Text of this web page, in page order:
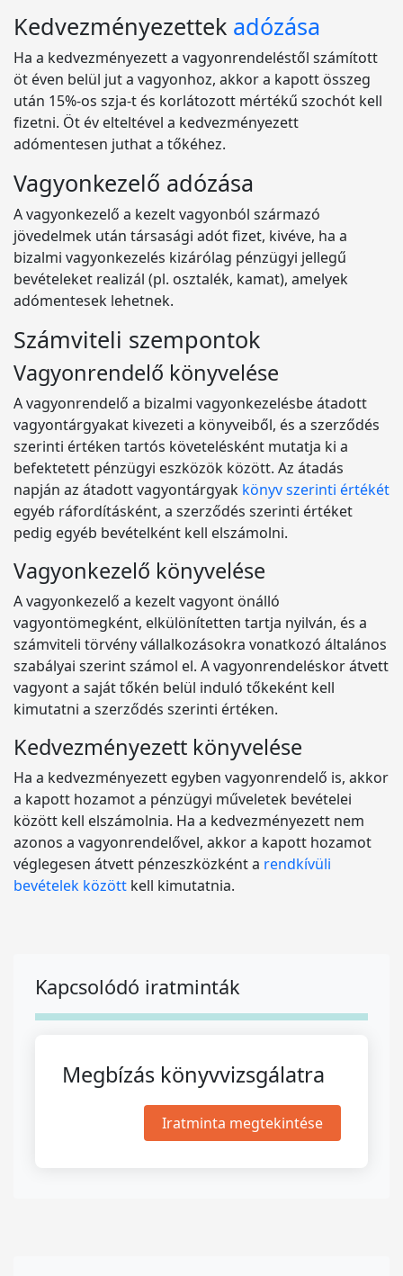
Kedvezményezettek adózása
Ha a kedvezményezett a vagyonrendeléstől számított
öt éven belül jut a vagyonhoz, akkor a kapott összeg
után 15%-os szja-t és korlátozott mértékű szochót kell
fizetni. Öt év elteltével a kedvezményezett
adómentesen juthat a tőkéhez.
Vagyonkezelő adózása
A vagyonkezelő a kezelt vagyonból származó
jövedelmek után társasági adót fizet, kivéve, ha a
bizalmi vagyonkezelés kizárólag pénzügyi jellegű
bevételeket realizál (pl. osztalék, kamat), amelyek
adómentesek lehetnek.
Számviteli szempontok
Vagyonrendelő könyvelése
A vagyonrendelő a bizalmi vagyonkezelésbe átadott
vagyontárgyakat kivezeti a könyveiből, és a szerződés
szerinti értéken tartós követelésként mutatja ki a
befektetett pénzügyi eszközök között. Az átadás
napján az átadott vagyontárgyak könyv szerinti értékét
egyéb ráfordításként, a szerződés szerinti értéket
pedig egyéb bevételként kell elszámolni.
Vagyonkezelő könyvelése
A vagyonkezelő a kezelt vagyont önálló
vagyontömegként, elkülönítetten tartja nyilván, és a
számviteli törvény vállalkozásokra vonatkozó általános
szabályai szerint számol el. A vagyonrendeléskor átvett
vagyont a saját tőkén belül induló tőkeként kell
kimutatni a szerződés szerinti értéken.
Kedvezményezett könyvelése
Ha a kedvezményezett egyben vagyonrendelő is, akkor
a kapott hozamot a pénzügyi műveletek bevételei
között kell elszámolnia. Ha a kedvezményezett nem
azonos a vagyonrendelővel, akkor a kapott hozamot
véglegesen átvett pénzeszközként a rendkívüli
bevételek között kell kimutatnia.
Kapcsolódó iratminták
Megbízás könyvvizsgálatra
Iratminta megtekintése